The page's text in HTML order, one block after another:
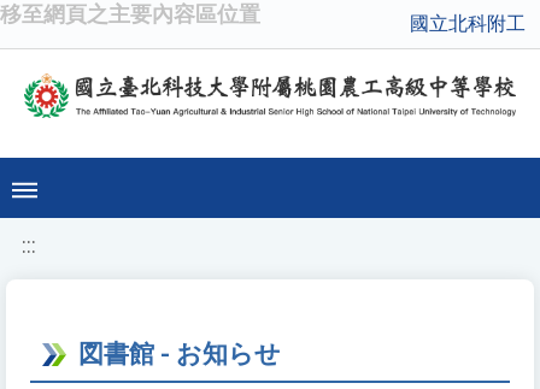
移至網頁之主要內容區位置 國立北科附工
:::
図書館 - お知らせ